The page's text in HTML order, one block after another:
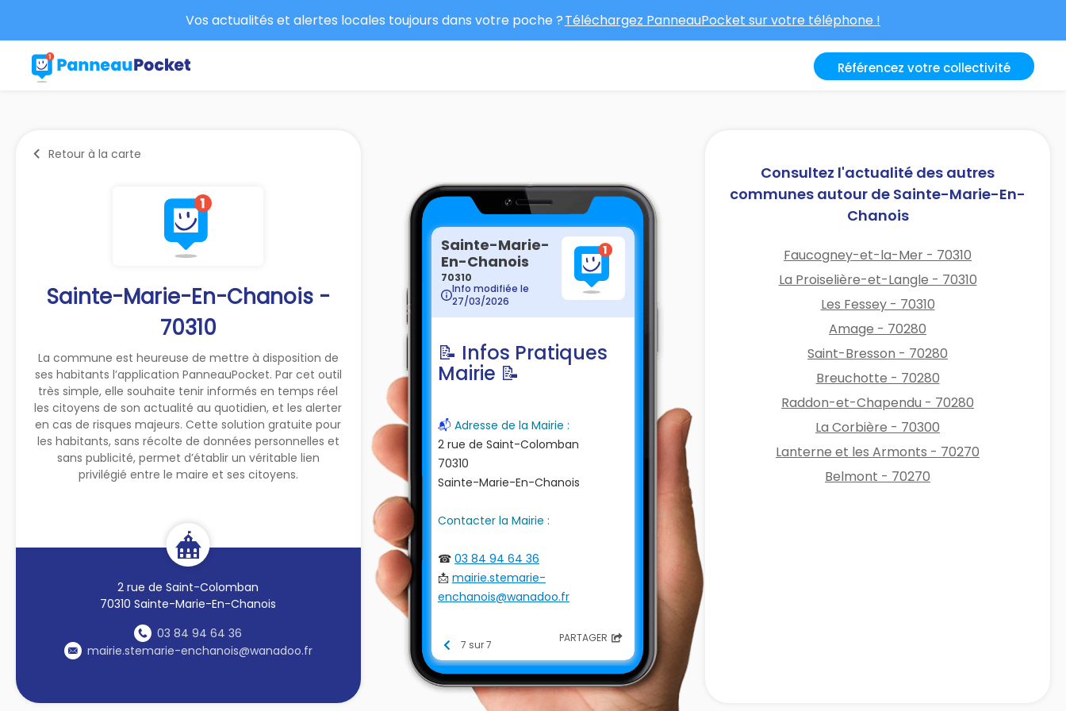
Vos actualités et alertes locales toujours dans votre poche ?Téléchargez PanneauPocket sur votre téléphone !
Référencez votre collectivité
Retour à la carte
Sainte-Marie-En-Chanois -
70310
La commune est heureuse de mettre à disposition de
ses habitants l’application PanneauPocket. Par cet outil
très simple, elle souhaite tenir informés en temps réel
les citoyens de son actualité au quotidien, et les alerter
en cas de risques majeurs. Cette solution gratuite pour
les habitants, sans récolte de données personnelles et
sans publicité, permet d’établir un véritable lien
privilégié entre le maire et ses citoyens.
2 rue de Saint-Colomban
70310 Sainte-Marie-En-Chanois
03 84 94 64 36
mairie.stemarie-enchanois@wanadoo.fr
Sainte-Marie-
En-Chanois
70310
Info modifiée le
27/03/2026
📝 Infos Pratiques
Mairie 📝
📬 Adresse de la Mairie :
2 rue de Saint-Colomban
70310
Sainte-Marie-En-Chanois
Contacter la Mairie :
☎ 03 84 94 64 36
📩 mairie.stemarie-
enchanois@wanadoo.fr
Horaires :
- Lundi et Mardi de 14 heures à 16
heures
7 sur 7 PARTAGER
Consultez l'actualité des autres
communes autour de Sainte-Marie-En-
Chanois
Faucogney-et-la-Mer - 70310
La Proiselière-et-Langle - 70310
Les Fessey - 70310
Amage - 70280
Saint-Bresson - 70280
Breuchotte - 70280
Raddon-et-Chapendu - 70280
La Corbière - 70300
Lanterne et les Armonts - 70270
Belmont - 70270